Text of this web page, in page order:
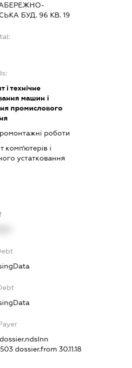
БУД. 96 КВ. 19
і технічне
машин і
промислового
роботи
комп'ютерів і
устатковання
dossier.ndsInn
dossier.from 30.11.18